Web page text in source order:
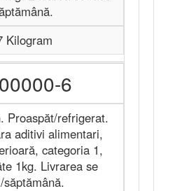
Kilogram
6
Proaspăt/refrigerat.
aditivi alimentari,
categoria 1,
1kg. Livrarea se
săptămână.